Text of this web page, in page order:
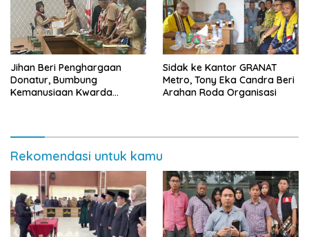
Jihan Beri Penghargaan
Donatur, Bumbung
Kemanusiaan Kwarda
‎Sidak ke Kantor GRANAT
Metro, Tony Eka Candra Beri
Arahan Roda Organisasi
Rekomendasi untuk kamu